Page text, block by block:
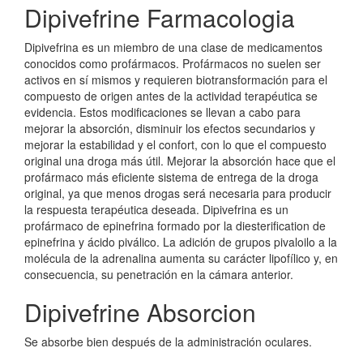
Dipivefrine Farmacologia
Dipivefrina es un miembro de una clase de medicamentos
conocidos como profármacos. Profármacos no suelen ser
activos en sí mismos y requieren biotransformación para el
compuesto de origen antes de la actividad terapéutica se
evidencia. Estos modificaciones se llevan a cabo para
mejorar la absorción, disminuir los efectos secundarios y
mejorar la estabilidad y el confort, con lo que el compuesto
original una droga más útil. Mejorar la absorción hace que el
profármaco más eficiente sistema de entrega de la droga
original, ya que menos drogas será necesaria para producir
la respuesta terapéutica deseada. Dipivefrina es un
profármaco de epinefrina formado por la diesterification de
epinefrina y ácido piválico. La adición de grupos pivaloilo a la
molécula de la adrenalina aumenta su carácter lipofílico y, en
consecuencia, su penetración en la cámara anterior.
Dipivefrine Absorcion
Se absorbe bien después de la administración oculares.